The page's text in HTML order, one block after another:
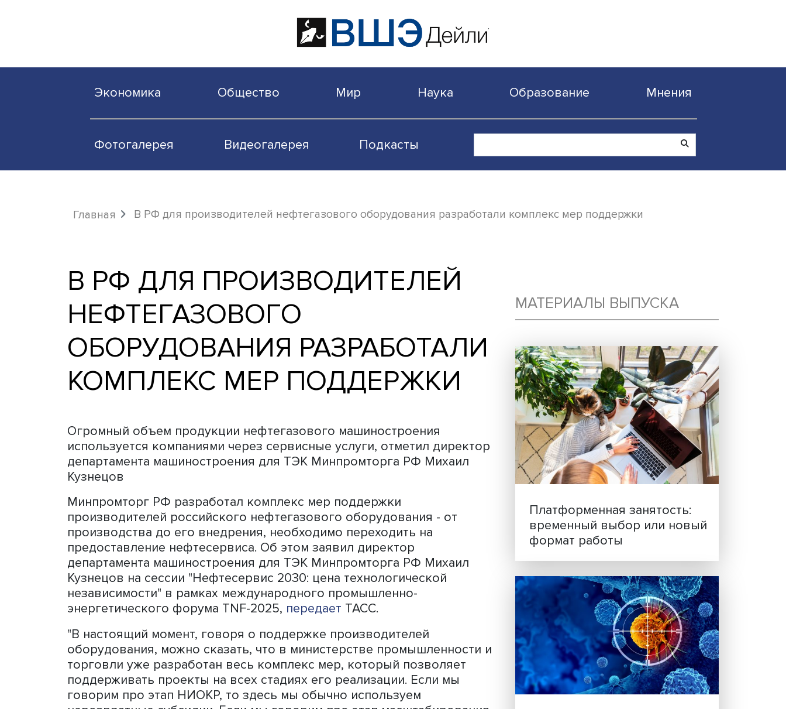
Фотогалерея Видеогалерея Подкасты
В РФ ДЛЯ ПРОИЗВОДИТЕЛЕЙ
НЕФТЕГАЗОВОГО
ОБОРУДОВАНИЯ РАЗРАБОТАЛИ
КОМПЛЕКС МЕР ПОДДЕРЖКИ
Огромный объем продукции нефтегазового машиностроения
используется компаниями через сервисные услуги, отметил директор
департамента машиностроения для ТЭК Минпромторга РФ Михаил
Кузнецов
Минпромторг РФ разработал комплекс мер поддержки
производителей российского нефтегазового оборудования - от
производства до его внедрения, необходимо переходить на
предоставление нефтесервиса. Об этом заявил директор
департамента машиностроения для ТЭК Минпромторга РФ Михаил
Кузнецов на сессии "Нефтесервис 2030: цена технологической
независимости" в рамках международного промышленно-
энергетического форума TNF-2025,передаетТАСС.
МАТЕРИАЛЫ ВЫПУСКА
Платформенная
временный выбор или
формат работы